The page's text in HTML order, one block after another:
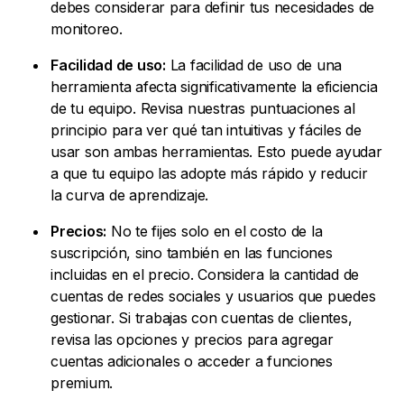
debes considerar para definir tus necesidades de
monitoreo.
Facilidad de uso: La facilidad de uso de una
herramienta afecta significativamente la eficiencia
de tu equipo. Revisa nuestras puntuaciones al
principio para ver qué tan intuitivas y fáciles de
usar son ambas herramientas. Esto puede ayudar
a que tu equipo las adopte más rápido y reducir
la curva de aprendizaje.
Precios: No te fijes solo en el costo de la
suscripción, sino también en las funciones
incluidas en el precio. Considera la cantidad de
cuentas de redes sociales y usuarios que puedes
gestionar. Si trabajas con cuentas de clientes,
revisa las opciones y precios para agregar
cuentas adicionales o acceder a funciones
premium.